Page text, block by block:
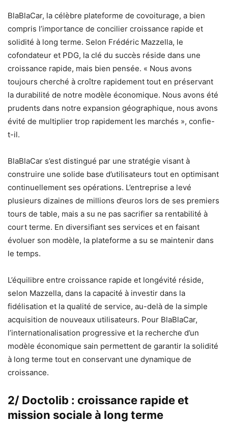
BlaBlaCar, la célèbre plateforme de covoiturage, a bien
compris l’importance de concilier croissance rapide et
solidité à long terme. Selon Frédéric Mazzella, le
cofondateur et PDG, la clé du succès réside dans une
croissance rapide, mais bien pensée. « Nous avons
toujours cherché à croître rapidement tout en préservant
la durabilité de notre modèle économique. Nous avons été
prudents dans notre expansion géographique, nous avons
évité de multiplier trop rapidement les marchés », confie-
t-il.
BlaBlaCar s’est distingué par une stratégie visant à
construire une solide base d’utilisateurs tout en optimisant
continuellement ses opérations. L’entreprise a levé
plusieurs dizaines de millions d’euros lors de ses premiers
tours de table, mais a su ne pas sacrifier sa rentabilité à
court terme. En diversifiant ses services et en faisant
évoluer son modèle, la plateforme a su se maintenir dans
le temps.
L’équilibre entre croissance rapide et longévité réside,
selon Mazzella, dans la capacité à investir dans la
fidélisation et la qualité de service, au-delà de la simple
acquisition de nouveaux utilisateurs. Pour BlaBlaCar,
l’internationalisation progressive et la recherche d’un
modèle économique sain permettent de garantir la solidité
à long terme tout en conservant une dynamique de
croissance.
2/ Doctolib : croissance rapide et
mission sociale à long terme